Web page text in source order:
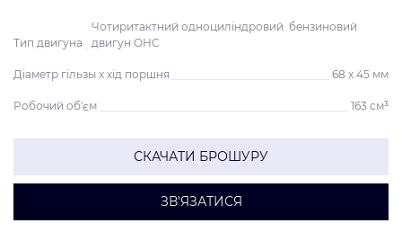
Тип двигуна
Чотиритактний одноциліндровий бензиновий
двигун OHC
Діаметр гільзы х хід поршня 68 x 45 мм
Робочий об'єм 163 см³
СКАЧАТИ БРОШУРУ
ЗВ'ЯЗАТИСЯ